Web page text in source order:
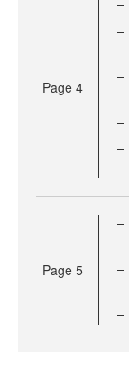
Page 4
Page 5